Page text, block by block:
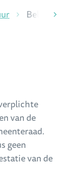
Belastingen
van de
geen
van de